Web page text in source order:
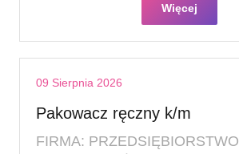
Więcej
09 Sierpnia 2026
Pakowacz ręczny k/m
FIRMA: PRZEDSIĘBIORSTWO